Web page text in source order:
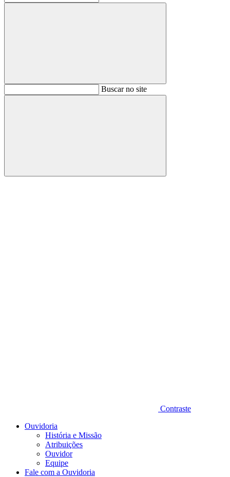
BuscarBuscar no site
Buscar
Contraste
Ouvidoria
História e Missão
Atribuições
Ouvidor
Equipe
Fale com a Ouvidoria